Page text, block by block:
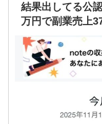
結果出してる公
万円で副業売上